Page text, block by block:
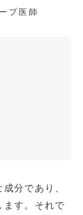
プ医師
分であり、
ます。それで